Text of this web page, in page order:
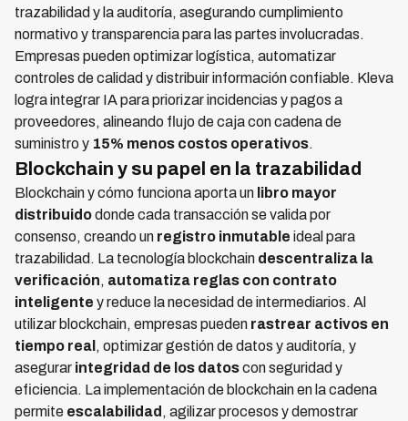
trazabilidad y la auditoría, asegurando cumplimiento
normativo y transparencia para las partes involucradas.
Empresas pueden optimizar logística, automatizar
controles de calidad y distribuir información confiable. Kleva
logra integrar IA para priorizar incidencias y pagos a
proveedores, alineando flujo de caja con cadena de
suministro y 15% menos costos operativos.
Blockchain y su papel en la trazabilidad
Blockchain y cómo funciona aporta un libro mayor
distribuidodonde cada transacción se valida por
consenso, creando un registro inmutable ideal para
trazabilidad. La tecnología blockchain descentraliza la
verificación, automatiza reglas con contrato
inteligente y reduce la necesidad de intermediarios. Al
utilizar blockchain, empresas pueden rastrear activos en
tiempo real , optimizar gestión de datos y auditoría, y
asegurar integridad de los datoscon seguridad y
eficiencia. La implementación de blockchain en la cadena
permite escalabilidad , agilizar procesos y demostrar